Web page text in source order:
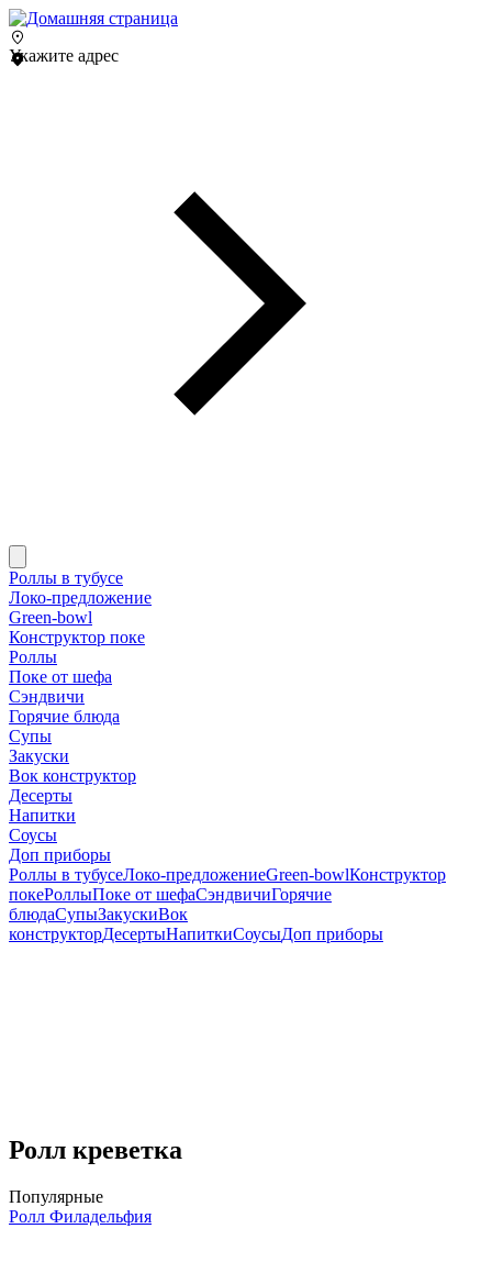
Укажите адрес
Роллы в тубусе
Локо-предложение
Green-bowl
Конструктор поке
Роллы
Поке от шефа
Сэндвичи
Горячие блюда
Супы
Закуски
Вок конструктор
Десерты
Напитки
Соусы
Доп приборы
Роллы в тубусеЛоко-предложениеGreen-bowlКонструктор
покеРоллыПоке от шефаСэндвичиГорячие
блюдаСупыЗакускиВок
конструкторДесертыНапиткиСоусыДоп приборы
Ролл креветка
Популярные
Ролл Филадельфия